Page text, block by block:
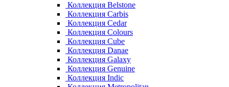
Коллекция Belstone
Коллекция Carbis
Коллекция Cedar
Коллекция Colours
Коллекция Cube
Коллекция Danae
Коллекция Galaxy
Коллекция Genuine
Коллекция Indic